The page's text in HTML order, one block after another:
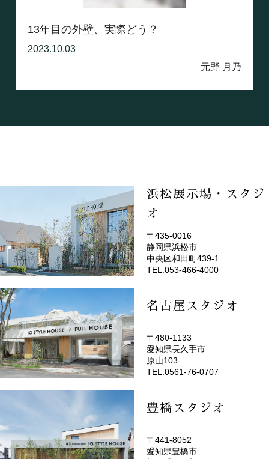
13年目の外壁、実際どう？
2023.10.03
元野 月乃
浜松展示場・スタジ
オ
(EMOTOP浜松)
〒435-0016
静岡県浜松市
中央区和田町439-1
TEL:053-466-4000
名古屋スタジオ
(EMOTOP名古屋)
〒480-1133
愛知県長久手市
原山103
TEL:0561-76-0707
豊橋スタジオ
(EMOTOP豊橋)
〒441-8052
愛知県豊橋市